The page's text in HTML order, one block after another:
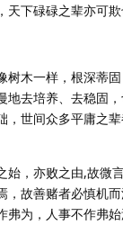
下碌碌之辈亦可欺
木一样，根深蒂固
地去培养、去稳固，
，世间众多平庸之
始，亦败之由,故微
，故善赌者必慎机
为，人事不作弗始